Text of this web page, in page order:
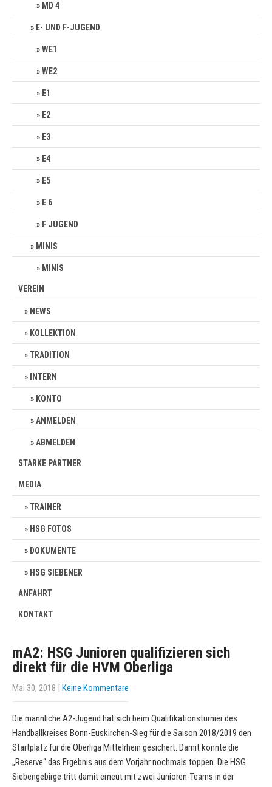
MD 4
E- UND F-JUGEND
WE1
WE2
E1
E2
E3
E4
E5
E 6
F JUGEND
MINIS
MINIS
VEREIN
NEWS
KOLLEKTION
TRADITION
INTERN
KONTO
ANMELDEN
ABMELDEN
STARKE PARTNER
MEDIA
TRAINER
HSG FOTOS
DOKUMENTE
HSG SIEBENER
ANFAHRT
KONTAKT
mA2: HSG Junioren qualifizieren sich
direkt für die HVM Oberliga
Mai 30, 2018 | Keine Kommentare
Die männliche A2-Jugend hat sich beim Qualifikationsturnier des
Handballkreises Bonn-Euskirchen-Sieg für die Saison 2018/2019 den
Startplatz für die Oberliga Mittelrhein gesichert. Damit konnte die
„Reserve“ das Ergebnis aus dem Vorjahr nochmals toppen. Die HSG
Siebengebirge tritt damit erneut mit zwei Junioren-Teams in der